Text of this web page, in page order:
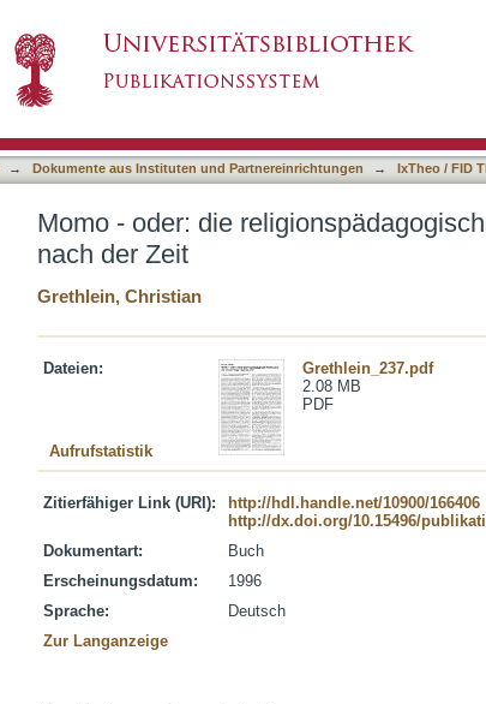
→ Dokumente aus Instituten und Partnereinrichtungen → IxTheo / FID
Momo - oder: die
nach der Zeit
Grethlein, Christian
Dateien:
Grethlein_237.pdf
2.08 MB
PDF
Aufrufstatistik
Zitierfähiger Link (URI):
http://hdl.handle.net/10900/166406
http://dx.doi.org/10.15496/
Dokumentart:
Buch
Erscheinungsdatum:
1996
Sprache:
Deutsch
Zur Langanzeige